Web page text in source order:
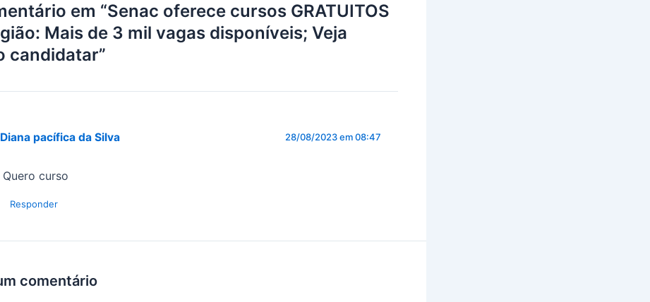
em “Senac oferece cursos GRATUITOS
Mais de 3 mil vagas disponíveis; Veja
candidatar”
Diana pacífica da Silva 28/08/2023 em 08:47
Quero curso
Responder
comentário